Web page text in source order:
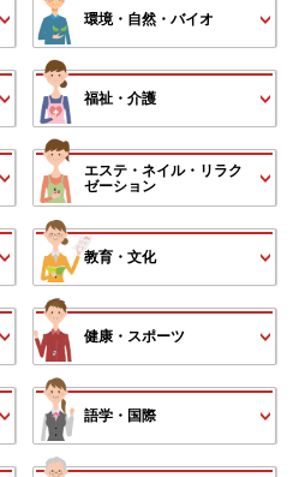
環境・自然・バイオ
福祉・介護
エステ・ネイル・リラク
ゼーション
教育・文化
健康・スポーツ
語学・国際